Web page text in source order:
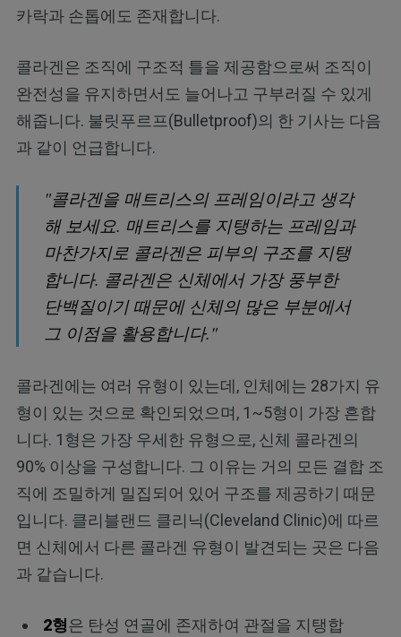
카락과 손톱에도 존재합니다.
콜라겐은 조직에 구조적 틀을 제공함으로써 조직이
완전성을 유지하면서도 늘어나고 구부러질 수 있게
해줍니다. 불릿푸르프(Bulletproof)의 한 기사는 다음
과 같이 언급합니다.
"콜라겐을 매트리스의 프레임이라고 생각
해 보세요. 매트리스를 지탱하는 프레임과
마찬가지로 콜라겐은 피부의 구조를 지탱
합니다. 콜라겐은 신체에서 가장 풍부한
단백질이기 때문에 신체의 많은 부분에서
그 이점을 활용합니다."
콜라겐에는 여러 유형이 있는데, 인체에는 28가지 유
형이 있는 것으로 확인되었으며, 1~5형이 가장 흔합
니다. 1형은 가장 우세한 유형으로, 신체 콜라겐의
90% 이상을 구성합니다. 그 이유는 거의 모든 결합 조
직에 조밀하게 밀집되어 있어 구조를 제공하기 때문
입니다. 클리블랜드 클리닉(Cleveland Clinic)에 따르
면 신체에서 다른 콜라겐 유형이 발견되는 곳은 다음
과 같습니다.
2형은 탄성 연골에 존재하여 관절을 지탱합